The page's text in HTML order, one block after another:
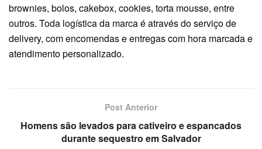
brownies, bolos, cakebox, cookies, torta mousse, entre
outros. Toda logística da marca é através do serviço de
delivery, com encomendas e entregas com hora marcada e
atendimento personalizado.
Post Anterior
Homens são levados para cativeiro e espancados
durante sequestro em Salvador